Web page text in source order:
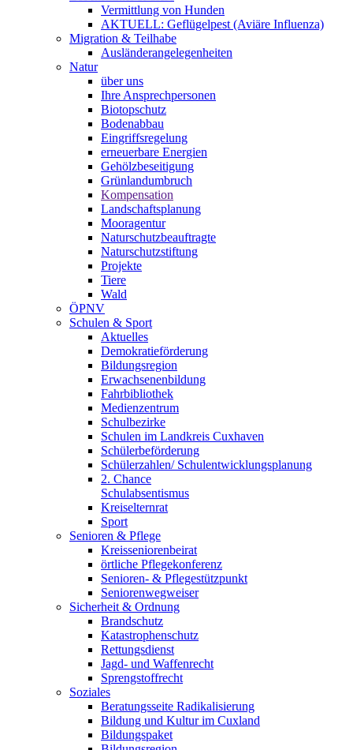
Vermittlung von Hunden
AKTUELL: Geflügelpest (Aviäre Influenza)
Migration & Teilhabe
Ausländerangelegenheiten
Natur
über uns
Ihre Ansprechpersonen
Biotopschutz
Bodenabbau
Eingriffsregelung
erneuerbare Energien
Gehölzbeseitigung
Grünlandumbruch
Kompensation
Landschaftsplanung
Mooragentur
Naturschutzbeauftragte
Naturschutzstiftung
Projekte
Tiere
Wald
ÖPNV
Schulen & Sport
Aktuelles
Demokratieförderung
Bildungsregion
Erwachsenenbildung
Fahrbibliothek
Medienzentrum
Schulbezirke
Schulen im Landkreis Cuxhaven
Schülerbeförderung
Schülerzahlen/ Schulentwicklungsplanung
2. Chance
Schulabsentismus
Kreiselternrat
Sport
Senioren & Pflege
Kreisseniorenbeirat
örtliche Pflegekonferenz
Senioren- & Pflegestützpunkt
Seniorenwegweiser
Sicherheit & Ordnung
Brandschutz
Katastrophenschutz
Rettungsdienst
Jagd- und Waffenrecht
Sprengstoffrecht
Soziales
Beratungsseite Radikalisierung
Bildung und Kultur im Cuxland
Bildungspaket